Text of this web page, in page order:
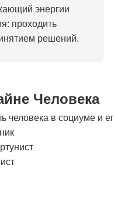
энергии
проходить
решений.
Человека
человека в социуме и